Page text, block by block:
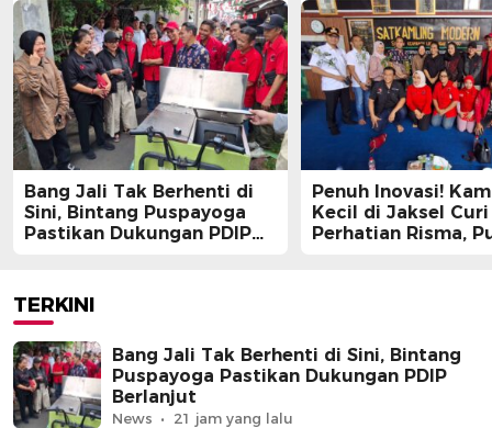
Bang Jali Tak Berhenti di
Sini, Bintang Puspayoga
Pastikan Dukungan PDIP
Penuh Inovasi!
Kecil di Jaksel Curi
Perhatian Risma,
TERKINI
Bang Jali Tak Berhenti di Sini, Bintang
Puspayoga Pastikan Dukungan PDIP
Berlanjut
News 21 jam yang lalu